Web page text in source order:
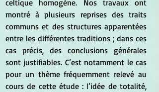
celtique homogène. Nos travaux ont
montré à plusieurs reprises des traits
communs et des structures apparentées
entre les différentes traditions ; dans ces
cas précis, des conclusions générales
sont justifiables. C’est notamment le cas
pour un thème fréquemment relevé au
cours de cette étude : l’idée de totalité,